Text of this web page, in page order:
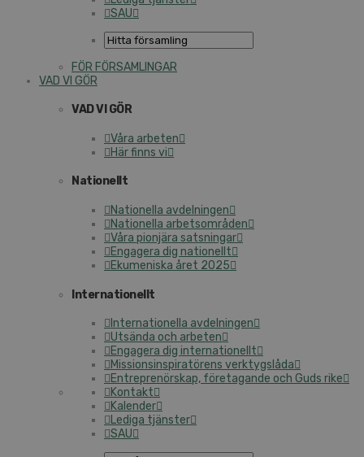
SAU
FÖR FÖRSAMLINGAR
VAD VI GÖR
VAD VI GÖR
Våra arbeten
Här finns vi
Nationellt
Nationella avdelningen
Nationella arbetsområden
Våra pionjära satsningar
Engagera dig nationellt
Ekumeniska året 2025
Internationellt
Internationella avdelningen
Utsända och arbeten
Engagera dig internationellt
Missionsinspiratörens verktygslåda
Entreprenörskap, företagande och Guds rike
Kontakt
Kalender
Lediga tjänster
SAU